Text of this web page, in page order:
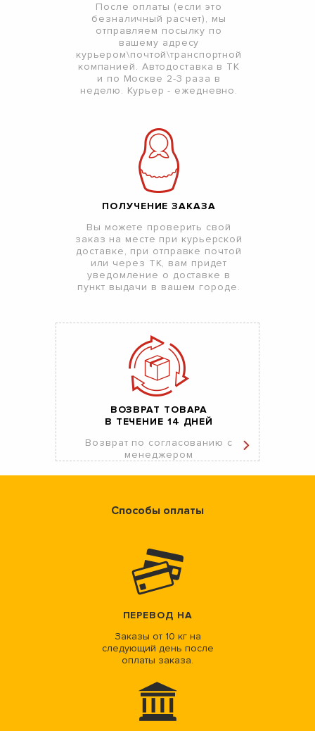
После оплаты (если это
безналичный расчет), мы
отправляем посылку по
вашему адресу
курьером\почтой\транспортной
компанией. Автодоставка в ТК
и по Москве 2-3 раза в
неделю. Курьер - ежедневно.
ПОЛУЧЕНИЕ ЗАКАЗА
Вы можете проверить свой
заказ на месте при курьерской
доставке, при отправке почтой
или через ТК, вам придет
уведомление о доставке в
пункт выдачи в вашем городе.
ВОЗВРАТ ТОВАРА
В ТЕЧЕНИЕ 14 ДНЕЙ
Возврат по согласованию с
менеджером
Способы оплаты
ПЕРЕВОД НА
Заказы от 10 кг на
следующий день после
оплаты заказа.